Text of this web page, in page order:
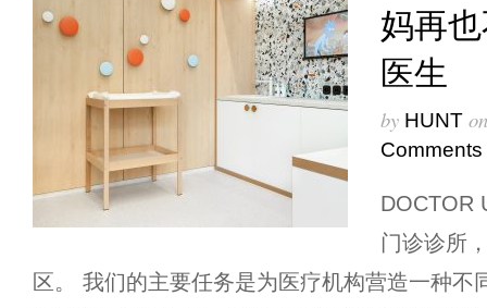
妈再
医生
by HUNT
Comments
DOCTOR
门诊诊所
区。 我们的主要任务是为医疗机构营造一种不